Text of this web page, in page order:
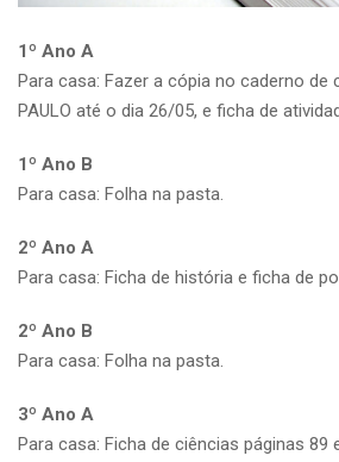
1º Ano A
Para casa: Fazer a cópia no caderno de
PAULO até o dia 26/05, e ficha de
1º Ano B
Para casa: Folha na pasta.
2º Ano A
Para casa: Ficha de história e ficha de
2º Ano B
Para casa: Folha na pasta.
3º Ano A
Para casa: Ficha de ciências páginas 89